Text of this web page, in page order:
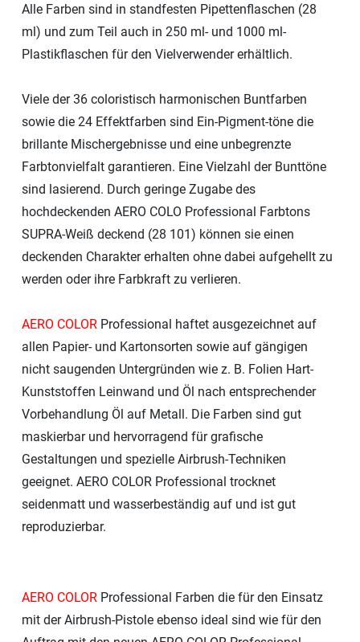
Alle Farben sind in standfesten Pipettenflaschen (28
ml) und zum Teil auch in 250 ml- und 1000 ml-
Plastikflaschen für den Vielverwender erhältlich.
Viele der 36 coloristisch harmonischen Buntfarben
sowie die 24 Effektfarben sind Ein-Pigment-töne die
brillante Mischergebnisse und eine unbegrenzte
Farbtonvielfalt garantieren. Eine Vielzahl der Bunttöne
sind lasierend. Durch geringe Zugabe des
hochdeckenden AERO COLO Professional Farbtons
SUPRA-Weiß deckend (28 101) können sie einen
deckenden Charakter erhalten ohne dabei aufgehellt zu
werden oder ihre Farbkraft zu verlieren.
AERO COLOR Professional haftet ausgezeichnet auf
allen Papier- und Kartonsorten sowie auf gängigen
nicht saugenden Untergründen wie z. B. Folien Hart-
Kunststoffen Leinwand und Öl nach entsprechender
Vorbehandlung Öl auf Metall. Die Farben sind gut
maskierbar und hervorragend für grafische
Gestaltungen und spezielle Airbrush-Techniken
geeignet. AERO COLOR Professional trocknet
seidenmatt und wasserbeständig auf und ist gut
reproduzierbar.
AERO COLOR Professional Farben die für den Einsatz
mit der Airbrush-Pistole ebenso ideal sind wie für den